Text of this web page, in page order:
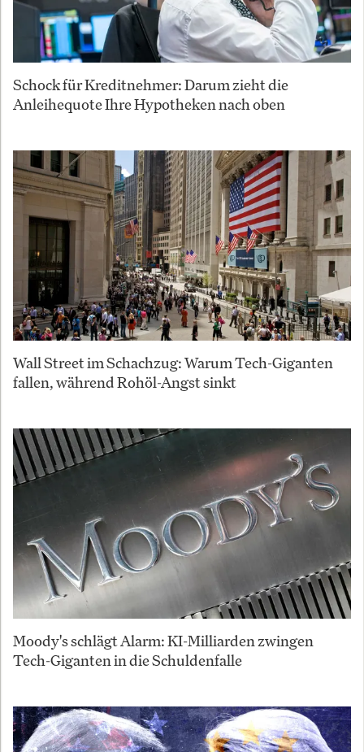
Schock für Kreditnehmer: Darum zieht die
Anleihequote Ihre Hypotheken nach oben
Wall Street im Schachzug: Warum Tech-Giganten
fallen, während Rohöl-Angst sinkt
Moody's schlägt Alarm: KI-Milliarden zwingen
Tech-Giganten in die Schuldenfalle